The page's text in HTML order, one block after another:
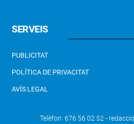
SERVEIS
PUBLICITAT
POLÍTICA DE PRIVACITAT
AVÍS LEGAL
Telèfon 676 56 02 52 -